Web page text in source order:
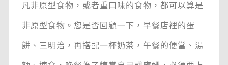
凡非原型食物，或者重口味的食物，都可以算是
非原型食物。您是否回顧一下，早餐店裡的蛋
餅、三明治，再搭配一杯奶茶，午餐的便當、湯